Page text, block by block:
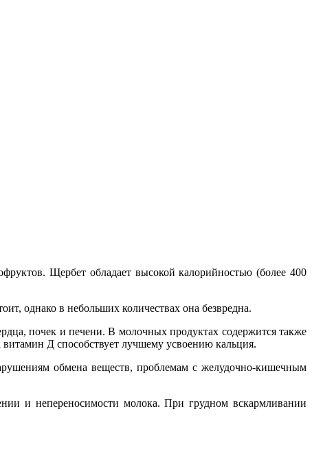
Щербет обладает высокой калорийностью (более 400
однако в небольших количествах она безвредна.
почек и печени. В молочных продуктах содержится также
Д способствует лучшему усвоению кальция.
обмена веществ, проблемам с желудочно-кишечным
и непереносимости молока. При грудном вскармливании